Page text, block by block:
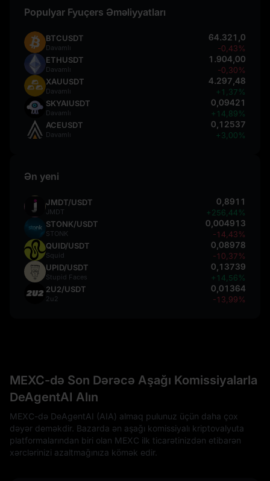
Populyar Fyuçers Əməliyyatları
BTCUSDT
Davamlı
64.321,0
-0,43%
ETHUSDT
Davamlı
1.904,00
-0,30%
XAUUSDT
Davamlı
4.297,48
+1,37%
SKYAIUSDT
Davamlı
0,09421
+14,89%
ACEUSDT
Davamlı
0,12537
+3,00%
Ən yeni
JMDT/USDT
JMDT
0,8911
+256,44%
STONK/USDT
STONK
0,004913
-14,43%
QUID/USDT
Squid
0,08978
-10,37%
UPID/USDT
Stupid Faces
0,13739
+14,56%
2U2/USDT
2u2
0,01364
-13,99%
MEXC-də Son Dərəcə Aşağı Komissiyalarla
DeAgentAI Alın
MEXC-də DeAgentAI (AIA) almaq pulunuz üçün daha çox
dəyər deməkdir. Bazarda ən aşağı komissiyalı kriptovalyuta
platformalarından biri olan MEXC ilk ticarətinizdən etibarən
xərclərinizi azaltmağınıza kömək edir.